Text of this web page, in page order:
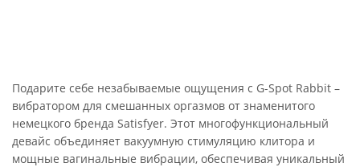
Подарите себе незабываемые ощущения с G-Spot Rabbit –
вибратором для смешанных оргазмов от знаменитого
немецкого бренда Satisfyer. Этот многофункциональный
девайс объединяет вакуумную стимуляцию клитора и
мощные вагинальные вибрации, обеспечивая уникальный